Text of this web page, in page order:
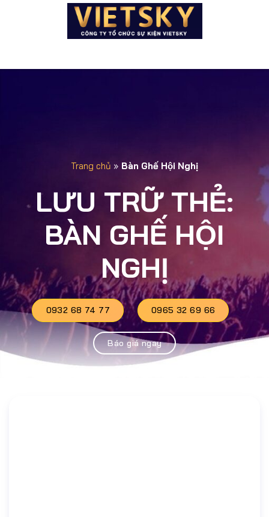
Trang chủ » Bàn Ghế Hội Nghị
LƯU TRỮ THẺ:
BÀN GHẾ HỘI
NGHỊ
0932 68 74 77 0965 32 69 66
Báo giá ngay